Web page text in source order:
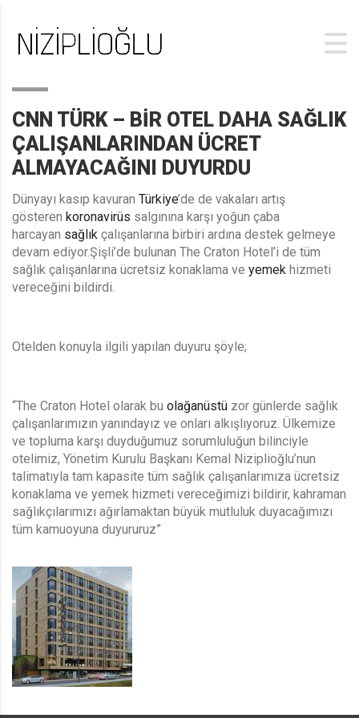
CNN TÜRK – BIR OTEL DAHA SAĞLIK
ÇALIŞANLARINDAN ÜCRET
ALMAYACAĞINI DUYURDU
Dünyayı kasıp kavuran Türkiye’de de vakaları artış
gösteren koronavirüs salgınına karşı yoğun çaba
harcayan sağlık çalışanlarına birbiri ardına destek gelmeye
devam ediyor.Şişli’de bulunan The Craton Hotel’i de tüm
sağlık çalışanlarına ücretsiz konaklama ve yemek hizmeti
vereceğini bildirdi.
Otelden konuyla ilgili yapılan duyuru şöyle;
“The Craton Hotel olarak bu olağanüstü zor günlerde sağlık
çalışanlarımızın yanındayız ve onları alkışlıyoruz. Ülkemize
ve topluma karşı duyduğumuz sorumluluğun bilinciyle
otelimiz, Yönetim Kurulu Başkanı Kemal Niziplioğlu’nun
talimatıyla tam kapasite tüm sağlık çalışanlarımıza ücretsiz
konaklama ve yemek hizmeti vereceğimizi bildirir, kahraman
sağlıkçılarımızı ağırlamaktan büyük mutluluk duyacağımızı
tüm kamuoyuna duyururuz”